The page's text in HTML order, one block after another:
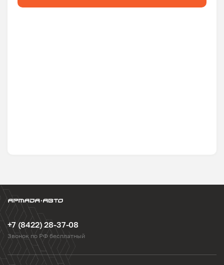
+7 (8422) 28-37-08
Звонок по РФ бесплатный